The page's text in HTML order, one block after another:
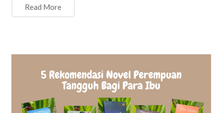
Read More